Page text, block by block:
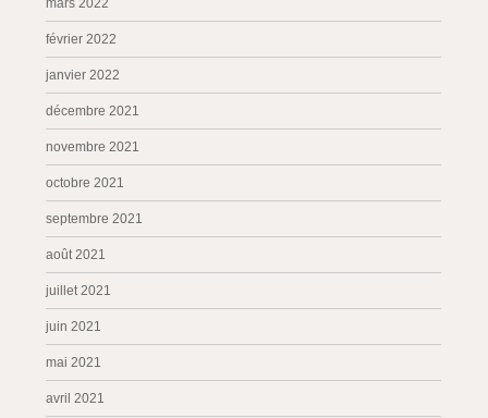
mars 2022
février 2022
janvier 2022
décembre 2021
novembre 2021
octobre 2021
septembre 2021
août 2021
juillet 2021
juin 2021
mai 2021
avril 2021